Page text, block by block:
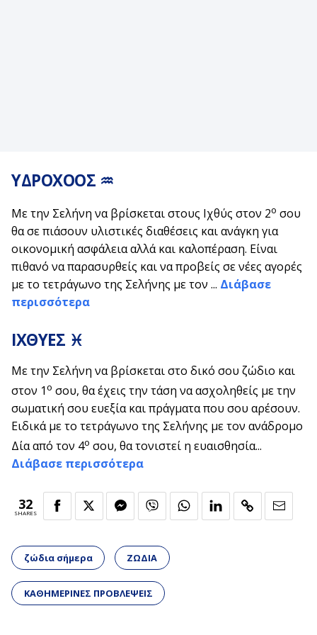
ΥΔΡΟΧΟΟΣ ♒
Με την Σελήνη να βρίσκεται στους Ιχθύς στον 2ο σου
θα σε πιάσουν υλιστικές διαθέσεις και ανάγκη για
οικονομική ασφάλεια αλλά και καλοπέραση. Είναι
πιθανό να παρασυρθείς και να προβείς σε νέες αγορές
με το τετράγωνο της Σελήνης με τον ... Διάβασε
περισσότερα
ΙΧΘΥΕΣ ♓
Με την Σελήνη να βρίσκεται στο δικό σου ζώδιο και
στον 1ο σου, θα έχεις την τάση να ασχοληθείς με την
σωματική σου ευεξία και πράγματα που σου αρέσουν.
Ειδικά με το τετράγωνο της Σελήνης με τον ανάδρομο
Δία από τον 4ο σου, θα τονιστεί η ευαισθησία...
Διάβασε περισσότερα
32
SHARES
ζώδια σήμερα ΖΩΔΙΑ
ΚΑΘΗΜΕΡΙΝΕΣ ΠΡΟΒΛΕΨΕΙΣ